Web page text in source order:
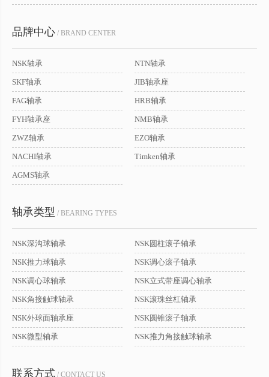
品牌中心 / BRAND CENTER
NSK轴承 NTN轴承
SKF轴承 JIB轴承座
FAG轴承 HRB轴承
FYH轴承座 NMB轴承
ZWZ轴承 EZO轴承
NACHI轴承 Timken轴承
AGMS轴承
轴承类型 / BEARING TYPES
NSK深沟球轴承 NSK圆柱滚子轴承
NSK推力球轴承 NSK调心滚子轴承
NSK调心球轴承 NSK立式带座调心轴承
NSK角接触球轴承 NSK滚珠丝杠轴承
NSK外球面轴承座 NSK圆锥滚子轴承
NSK微型轴承 NSK推力角接触球轴承
联系方式 / CONTACT US